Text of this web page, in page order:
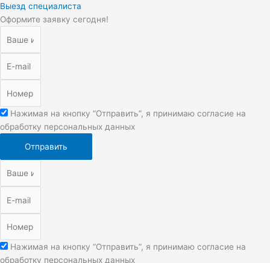
Выезд специалиста
Оформите заявку сегодня!
Нажимая на кнопку “Отправить”, я принимаю согласие на
обработку персональных данных
Отправить
Нажимая на кнопку “Отправить”, я принимаю согласие на
обработку персональных данных